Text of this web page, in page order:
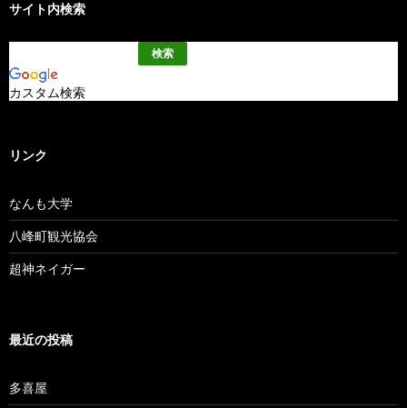
サイト内検索
カスタム検索
リンク
なんも大学
八峰町観光協会
超神ネイガー
最近の投稿
多喜屋